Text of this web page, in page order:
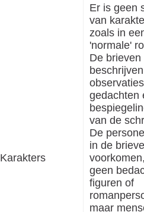
Karakters
Er is geen
van
zoals in
'normale'
De brieven
gedachten
van de
De
in de
geen
figuren of
maar